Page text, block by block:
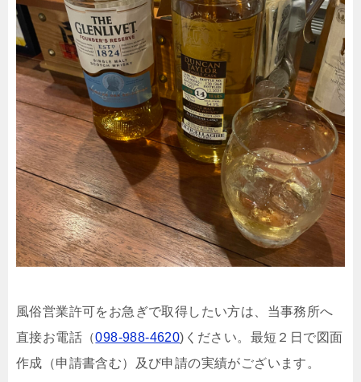
風俗営業許可をお急ぎで取得したい方は、当事務所へ
直接お電話（098-988-4620)ください。最短２日で図面
作成（申請書含む）及び申請の実績がございます。